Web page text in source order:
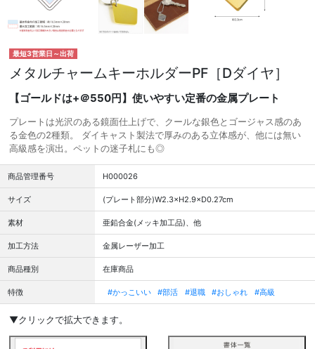
最短3営業日～出荷
メタルチャームキーホルダーPF［Dダイヤ］
【ゴールドは+＠550円】使いやすい定番の金属プレート
プレートは光沢のある鏡面仕上げで、クールな銀色とゴージャス感のあ
る金色の2種類。 ダイキャスト製法で厚みのある立体感が、他には無い
高級感を演出。ペットの迷子札にも◎
商品管理番号 H000026
サイズ (プレート部分)W2.3×H2.9×D0.27cm
素材 亜鉛合金(メッキ加工品)、他
加工方法 金属レーザー加工
商品種別 在庫商品
特徴 #かっこいい #部活 #退職 #おしゃれ #高級
▼クリックで拡大できます。